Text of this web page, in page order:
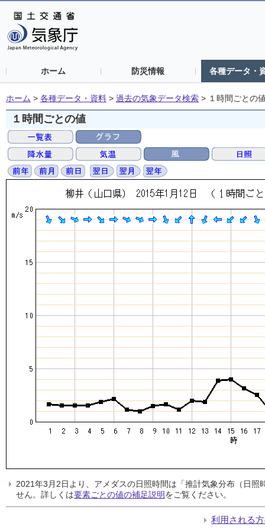
ホーム 防災情報 各種データ・
ホーム > 各種データ・資料 > 過去の気象データ検索 > １時間ごとの
１時間ごとの値
2021年3月2日より、アメダスの日照時間は「推計気象分布（日
せん。詳しくは要素ごとの値の補足説明をご覧ください。
利用される